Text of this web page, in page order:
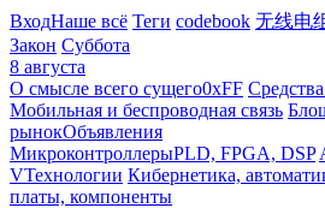
ВходНаше всё Теги codebook 无线电
Закон Суббота
8 августа
О смысле всего сущего0xFF
Мобильная и беспроводная связь
рынокОбъявления
МикроконтроллерыPLD, FPGA, DSP
VТехнологии Кибернетика,
платы, компоненты